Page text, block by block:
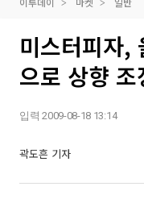
미스터피자,
으로 상향 조
입력 2009-08-18 13:14
곽도흔 기자